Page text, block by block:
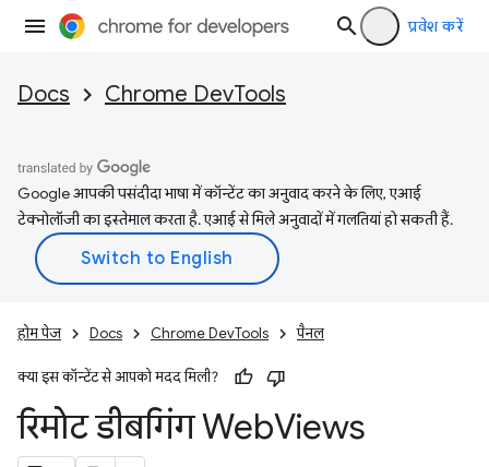
प्रवेश करें
Docs Chrome DevTools
Google आपकी पसंदीदा भाषा में कॉन्टेंट का अनुवाद करने के लिए, एआई
टेक्नोलॉजी का इस्तेमाल करता है. एआई से मिले अनुवादों में गलतियां हो सकती हैं.
होम पेज Docs Chrome DevTools पैनल
क्या इस कॉन्टेंट से आपको मदद मिली?
रिमोट डीबगिंग WebViews